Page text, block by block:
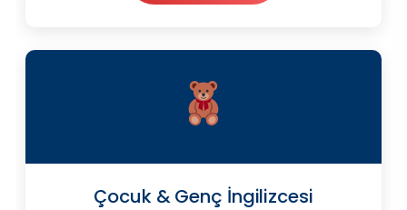
Çocuk & Genç İngilizcesi